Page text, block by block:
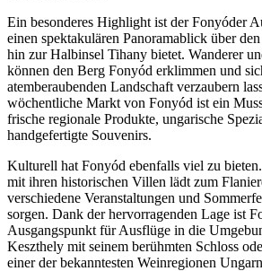
Ein besonderes Highlight ist der Fonyóder
einen spektakulären Panoramablick über
hin zur Halbinsel Tihany bietet. Wanderer
können den Berg Fonyód erklimmen und
atemberaubenden Landschaft verzaubern
wöchentliche Markt von Fonyód ist ein
frische regionale Produkte, ungarische
handgefertigte Souvenirs.
Kulturell hat Fonyód ebenfalls viel zu
mit ihren historischen Villen lädt zum
verschiedene Veranstaltungen und
sorgen. Dank der hervorragenden Lage ist
Ausgangspunkt für Ausflüge in die
Keszthely mit seinem berühmten Schloss
einer der bekanntesten Weinregionen